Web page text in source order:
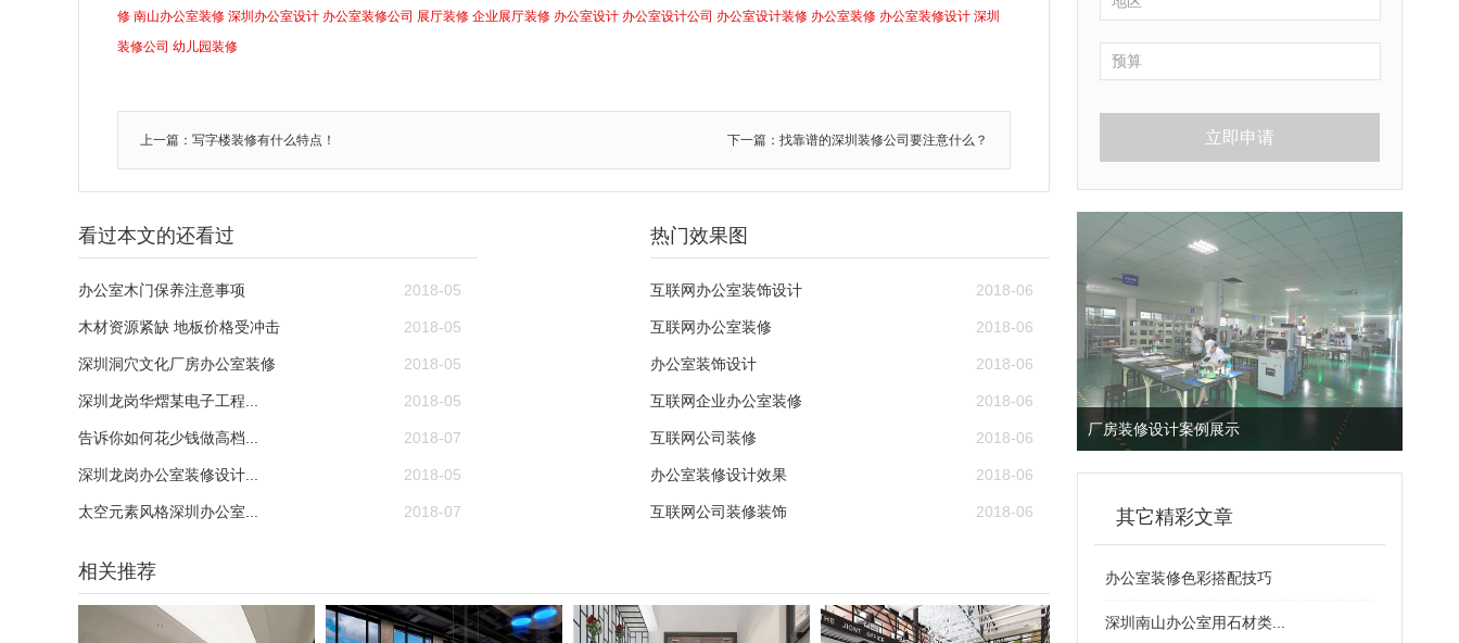
修 南山办公室装修 深圳办公室设计 办公室装修公司 展厅装修 企业展厅装修 办公室设计 办公室设计公司 办公室设计装修 办公室装修 办公室装修设计 深圳
装修公司 幼儿园装修
上一篇：写字楼装修有什么特点！ 下一篇：找靠谱的深圳装修公司要注意什么？
看过本文的还看过
办公室木门保养注意事项 2018-05
木材资源紧缺 地板价格受冲击 2018-05
深圳洞穴文化厂房办公室装修 2018-05
深圳龙岗华熠某电子工程... 2018-05
告诉你如何花少钱做高档... 2018-07
深圳龙岗办公室装修设计... 2018-05
太空元素风格深圳办公室... 2018-07
热门效果图
互联网办公室装饰设计 2018-06
互联网办公室装修 2018-06
办公室装饰设计 2018-06
互联网企业办公室装修 2018-06
互联网公司装修 2018-06
办公室装修设计效果 2018-06
互联网公司装修装饰 2018-06
相关推荐
立即申请
厂房装修设计案例展示
其它精彩文章
办公室装修色彩搭配技巧
深圳南山办公室用石材类...